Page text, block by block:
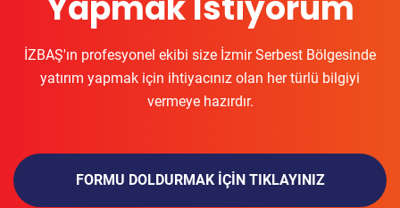
İZBAŞ'ın profesyonel ekibi size İzmir Serbest Bölgesinde
yatırım yapmak için ihtiyacınız olan her türlü bilgiyi
vermeye hazırdır.
FORMU DOLDURMAK IÇIN TIKLAYINIZ